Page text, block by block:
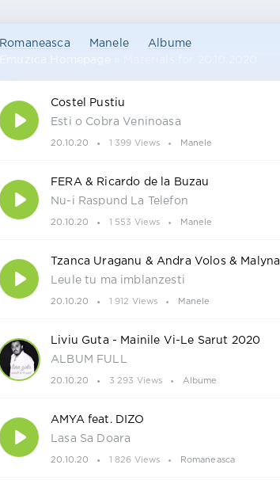
Romaneasca Manele
Albume
Emuzica Homepage
Costel Pustiu
Esti o Cobra Veninoasa
20.10.20 1 399 Views Manele
FERA & Ricardo de la Buzau
Nu-i Raspund La Telefon
20.10.20 1 553 Views Manele
Tzanca Uraganu & Andra Volos & Malyna
Leule tu ma imblanzesti
20.10.20 1 912 Views Manele
Liviu Guta - Mainile Vi-Le Sarut 2020
ALBUM FULL
20.10.20 3 293 Views Albume
AMYA feat. DIZO
Lasa Sa Doara
20.10.20 1 826 Views Romaneasca